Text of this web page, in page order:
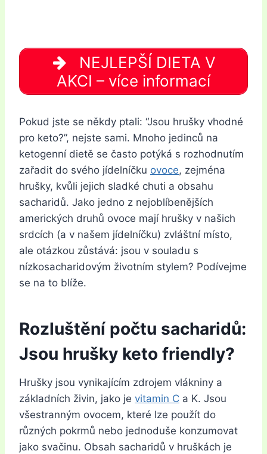
NEJLEPŠÍ DIETA V
AKCI – více informací
Pokud jste se někdy ptali: “Jsou hrušky vhodné
pro keto?”, nejste sami. Mnoho jedinců na
ketogenní dietě se často potýká s rozhodnutím
zařadit do svého jídelníčku ovoce, zejména
hrušky, kvůli jejich sladké chuti a obsahu
sacharidů. Jako jedno z nejoblíbenějších
amerických druhů ovoce mají hrušky v našich
srdcích (a v našem jídelníčku) zvláštní místo,
ale otázkou zůstává: jsou v souladu s
nízkosacharidovým životním stylem? Podívejme
se na to blíže.
Rozluštění počtu sacharidů:
Jsou hrušky keto friendly?
Hrušky jsou vynikajícím zdrojem vlákniny a
základních živin, jako je vitamin C a K. Jsou
všestranným ovocem, které lze použít do
různých pokrmů nebo jednoduše konzumovat
jako svačinu. Obsah sacharidů v hruškách je